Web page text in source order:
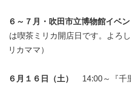
６～７月・吹田市立博物館イベ
は喫茶ミリカ開店日です。よろ
リカママ）
６月１６日（土）
14:00～『千